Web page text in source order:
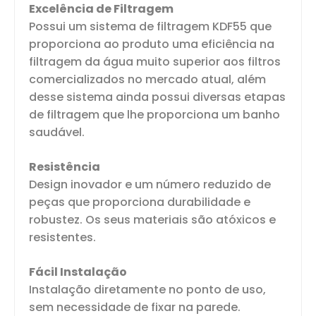
Excelência de Filtragem
Possui um sistema de filtragem KDF55 que
proporciona ao produto uma eficiência na
filtragem da água muito superior aos filtros
comercializados no mercado atual, além
desse sistema ainda possui diversas etapas
de filtragem que lhe proporciona um banho
saudável.
Resistência
Design inovador e um número reduzido de
peças que proporciona durabilidade e
robustez. Os seus materiais são atóxicos e
resistentes.
Fácil Instalação
Instalação diretamente no ponto de uso,
sem necessidade de fixar na parede.